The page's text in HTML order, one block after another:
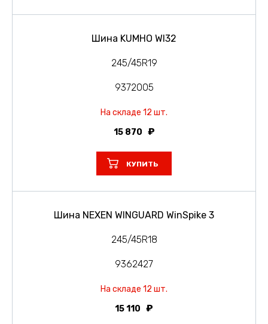
Шина KUMHO WI32
245/45R19
9372005
На складе 12 шт.
15 870
КУПИТЬ
Шина NEXEN WINGUARD WinSpike 3
245/45R18
9362427
На складе 12 шт.
15 110